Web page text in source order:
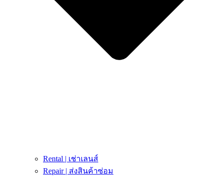
Rental | เช่าเลนส์
Repair | ส่งสินค้าซ่อม